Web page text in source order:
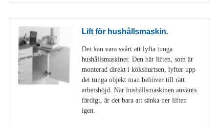
Lift för hushållsmaskin.
Det kan vara svårt att lyfta tunga
hushållsmaskiner. Den här liften, som är
monterad direkt i kökshurtsen, lyfter upp
det tunga objekt man behöver till rätt
arbetshöjd. När hushållsmaskinen använts
färdigt, är det bara att sänka ner liften
igen.